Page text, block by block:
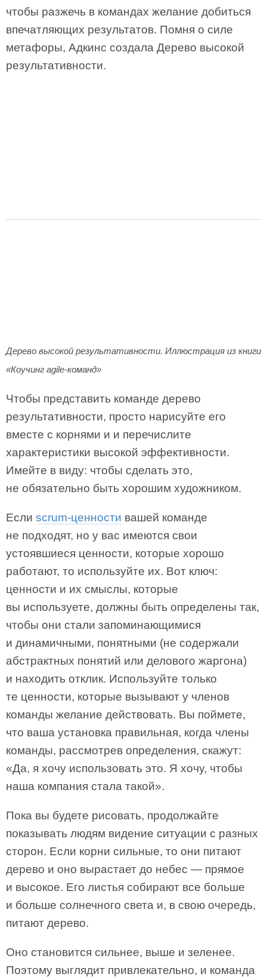
чтобы разжечь в командах желание добиться
впечатляющих результатов. Помня о силе
метафоры, Адкинс создала Дерево высокой
результативности.
Дерево высокой результативности. Иллюстрация из книги
«Коучинг agile-команд»
Чтобы представить команде дерево
результативности, просто нарисуйте его
вместе с корнями и и перечислите
характеристики высокой эффективности.
Имейте в виду: чтобы сделать это,
не обязательно быть хорошим художником.
Если scrum-ценности вашей команде
не подходят, но у вас имеются свои
устоявшиеся ценности, которые хорошо
работают, то используйте их. Вот ключ:
ценности и их смыслы, которые
вы используете, должны быть определены так,
чтобы они стали запоминающимися
и динамичными, понятными (не содержали
абстрактных понятий или делового жаргона)
и находить отклик. Используйте только
те ценности, которые вызывают у членов
команды желание действовать. Вы поймете,
что ваша установка правильная, когда члены
команды, рассмотрев определения, скажут:
«Да, я хочу использовать это. Я хочу, чтобы
наша компания стала такой».
Пока вы будете рисовать, продолжайте
показывать людям видение ситуации с разных
сторон. Если корни сильные, то они питают
дерево и оно вырастает до небес — прямое
и высокое. Его листья собирают все больше
и больше солнечного света и, в свою очередь,
питают дерево.
Оно становится сильнее, выше и зеленее.
Поэтому выглядит привлекательно, и команда